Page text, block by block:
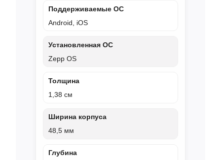
Поддерживаемые ОС
Android, iOS
Установленная ОС
Zepp OS
Толщина
1,38 см
Ширина корпуса
48,5 мм
Глубина